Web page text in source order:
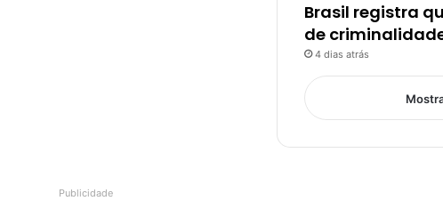
Brasil registra
de
4 dias atrás
Publicidade